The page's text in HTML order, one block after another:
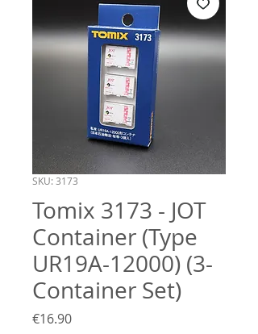
SKU: 3173
Tomix 3173 - JOT
Container (Type
UR19A-12000) (3-
Container Set)
€16.90Price